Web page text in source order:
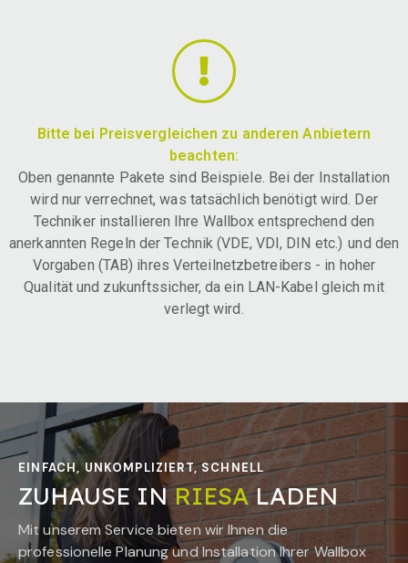
Bitte bei Preisvergleichen zu anderen Anbietern
beachten:
Oben genannte Pakete sind Beispiele. Bei der Installation
wird nur verrechnet, was tatsächlich benötigt wird. Der
Techniker installieren Ihre Wallbox entsprechend den
anerkannten Regeln der Technik (VDE, VDI, DIN etc.) und den
Vorgaben (TAB) ihres Verteilnetzbetreibers - in hoher
Qualität und zukunftssicher, da ein LAN-Kabel gleich mit
verlegt wird.
EINFACH, UNKOMPLIZIERT, SCHNELL
ZUHAUSE INRIESALADEN
Mit unserem Service bieten wir Ihnen die
professionelle Planung und Installation Ihrer Wallbox